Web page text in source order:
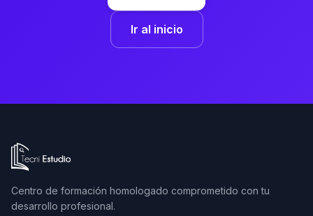
Ir al inicio
Ir a la página de inicio de Tecni Estudio
Centro de formación homologado comprometido con tu
desarrollo profesional.